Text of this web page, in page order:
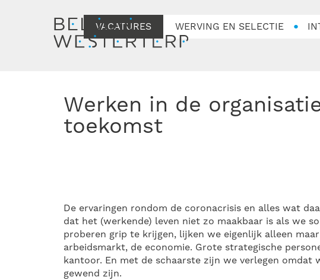
VACATURES WERVING EN SELECTIE
Werken in de organisatie van de
toekomst
De ervaringen rondom de coronacrisis en alles wat
dat het (werkende) leven niet zo maakbaar is als we
proberen grip te krijgen, lijken we eigenlijk alleen
arbeidsmarkt, de economie. Grote strategische
kantoor. En met de schaarste zijn we verlegen omdat
gewend zijn.